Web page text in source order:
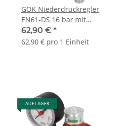
GOK Niederdruckregler
EN61-DS 16 bar mit
Manometer 90°
62,90 € *
62,90 € pro 1 Einheit
AUF LAGER